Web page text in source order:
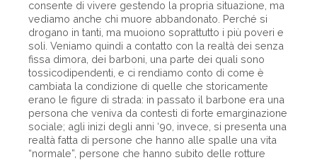
consente di vivere gestendo la propria situazione, ma
vediamo anche chi muore abbandonato. Perché si
drogano in tanti, ma muoiono soprattutto i più poveri e
soli. Veniamo quindi a contatto con la realtà dei senza
fissa dimora, dei barboni, una parte dei quali sono
tossicodipendenti, e ci rendiamo conto di come è
cambiata la condizione di quelle che storicamente
erano le figure di strada: in passato il barbone era una
persona che veniva da contesti di forte emarginazione
sociale; agli inizi degli anni ‘90, invece, si presenta una
realtà fatta di persone che hanno alle spalle una vita
“normale”, persone che hanno subito delle rotture